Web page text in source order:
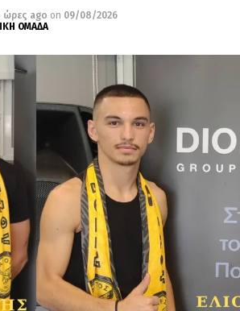
ώρες ago on 09/08/2026
ΟΜΑΔΑ